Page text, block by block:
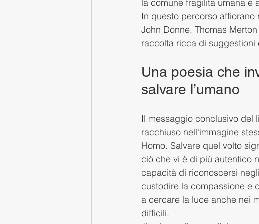
In questo percorso
John Donne, Thomas
raccolta ricca di suggestioni
Una poesia che
salvare l’umano
Il messaggio conclusivo del
racchiuso nell'immagine
Homo. Salvare quel volto
ciò che vi è di più autentico
capacità di riconoscersi
custodire la compassione e
a cercare la luce anche nei
difficili.